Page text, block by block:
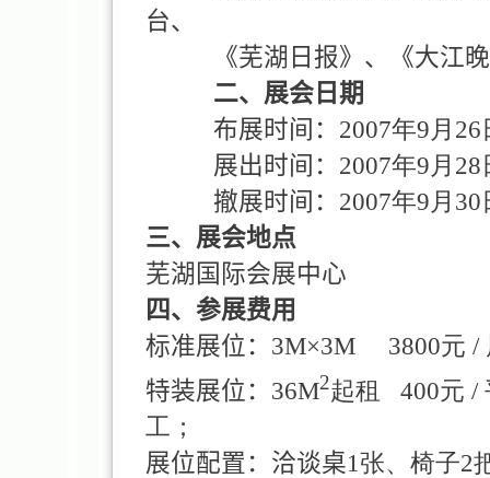
台、
《芜湖日报》、《大江
二、展会日期
布展时间： 2007年9月
展出时间： 2007年9月
撤展时间： 2007年9月30
三、展会地点
芜湖国际会展中心
四、参展费用
标准展位： 3M×3M
3800元 /
特装展位： 36M2起租
400元 /
工；
展位配置：洽谈桌1张、椅子2